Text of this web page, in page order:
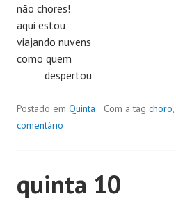
não chores!
aqui estou
viajando nuvens
como quem
despertou
Postado em Quinta Com a tag choro,
comentário
quinta 10